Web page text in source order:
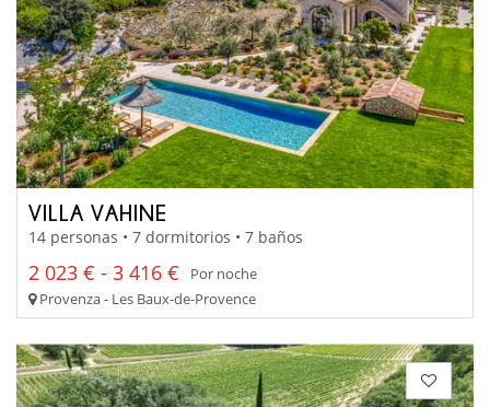
VILLA VAHINE
14 personas • 7 dormitorios • 7 baños
2 023 € - 3 416 €
Por noche
Provenza - Les Baux-de-Provence